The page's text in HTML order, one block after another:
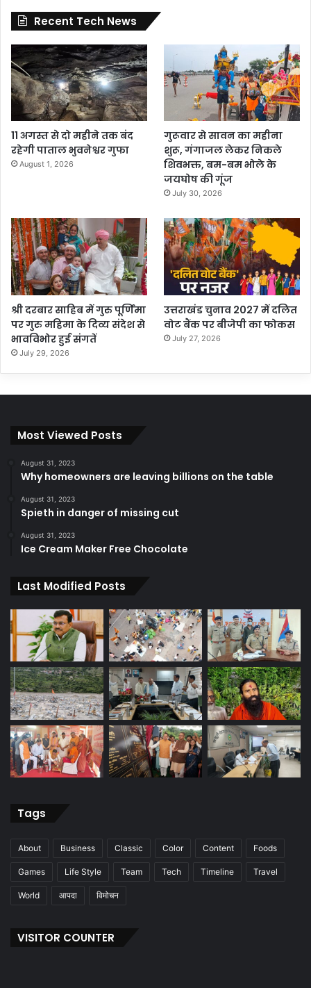
Recent Tech News
11 अगस्त से दो महीने तक बंद
रहेगी पाताल भुवनेश्वर गुफा
August 1, 2026
गुरूवार से सावन का महीना
शुरू, गंगाजल लेकर निकले
शिवभक्त, बम-बम भोले के
जयघोष की गूंज
July 30, 2026
श्री दरबार साहिब में गुरु पूर्णिमा
पर गुरु महिमा के दिव्य संदेश से
भावविभोर हुई संगतें
July 29, 2026
उत्तराखंड चुनाव 2027 में दलित
वोट बैंक पर बीजेपी का फोकस
July 27, 2026
Most Viewed Posts
August 31, 2023
Why homeowners are leaving billions on the table
August 31, 2023
Spieth in danger of missing cut
August 31, 2023
Ice Cream Maker Free Chocolate
Last Modified Posts
Tags
About Business Classic Color Content Foods
Games Life Style Team Tech Timeline Travel
World आपदा विमोचन
VISITOR COUNTER